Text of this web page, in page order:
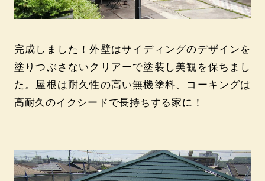
完成しました！外壁はサイディングのデザインを
塗りつぶさないクリアーで塗装し美観を保ちまし
た。屋根は耐久性の高い無機塗料、コーキングは
高耐久のイクシードで長持ちする家に！